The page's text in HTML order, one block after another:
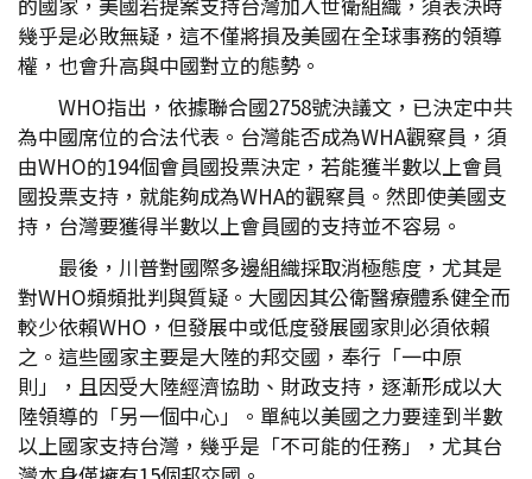
幾乎是必敗無疑，這不僅將損及美國在全球事務的領導
權，也會升高與中國對立的態勢。
WHO指出，依據聯合國2758號決議文，已決定中共
為中國席位的合法代表。台灣能否成為WHA觀察員，須
由WHO的194個會員國投票決定，若能獲半數以上會員
國投票支持，就能夠成為WHA的觀察員。然即使美國支
持，台灣要獲得半數以上會員國的支持並不容易。
最後，川普對國際多邊組織採取消極態度，尤其是
對WHO頻頻批判與質疑。大國因其公衛醫療體系健全而
較少依賴WHO，但發展中或低度發展國家則必須依賴
之。這些國家主要是大陸的邦交國，奉行「一中原
則」，且因受大陸經濟協助、財政支持，逐漸形成以大
陸領導的「另一個中心」。單純以美國之力要達到半數
以上國家支持台灣，幾乎是「不可能的任務」，尤其台